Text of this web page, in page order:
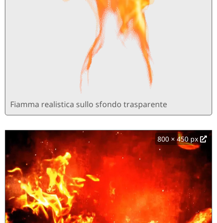
Fiamma realistica sullo sfondo trasparente
800 × 450 px